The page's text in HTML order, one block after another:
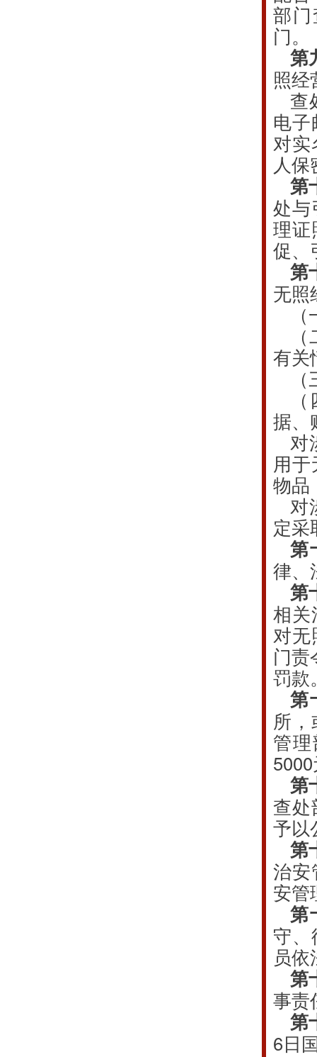
部
门。
第
照经
查
电
对
人保
第
处与
理证
促、
第
无照
有关
据、
对
用
物品
对
定采
第
律、
第
相关
对
门责
罚款
第
所
管
第
查处
予以
第
治安
安管
第
守
员
第
事责
第
6日